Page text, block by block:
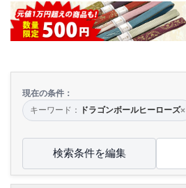
現在の条件：
キーワード：
ドラゴンボールヒーローズ×
検索条件を編集